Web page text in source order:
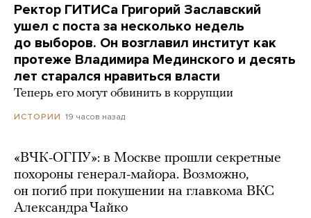
Ректор ГИТИСа Григорий Заславский
ушел с поста за несколько недель
до выборов. Он возглавил институт как
протеже Владимира Мединского и десять
лет старался нравиться власти
Теперь его могут обвинить в коррупции
ИСТОРИИ 19 часов назад
«ВЧК-ОГПУ»: в Москве прошли секретные
похороны генерал-майора. Возможно,
он погиб при покушении на главкома ВКС
Александра Чайко